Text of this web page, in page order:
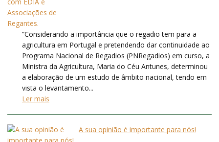
“Considerando a importância que o regadio tem para a
agricultura em Portugal e pretendendo dar continuidade ao
Programa Nacional de Regadios (PNRegadios) em curso, a
Ministra da Agricultura, Maria do Céu Antunes, determinou
a elaboração de um estudo de âmbito nacional, tendo em
vista o levantamento...
Ler mais
A sua opinião é importante para nós!